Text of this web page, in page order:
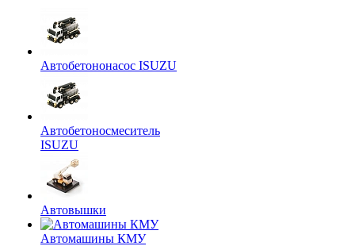
Автобетононасос ISUZU
Автобетоносмеситель
ISUZU
Автовышки
Автомашины КМУ